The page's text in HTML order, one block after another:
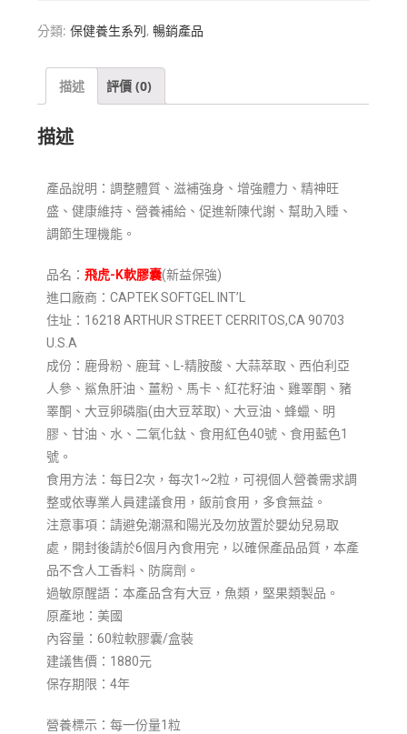
分類:保健養生系列,暢銷產品
描述 評價 (0)
描述
產品說明 ：調整體質、滋補強身、增強體力、精神旺
盛、健康維持、營養補給、促進新陳代謝、幫助入睡、
調節生理機能。
品名：飛虎-K軟膠囊(新益保強)
進口廠商：CAPTEK SOFTGEL INT’L
住址：16218 ARTHUR STREET CERRITOS,CA 90703
U.S.A
成份：鹿骨粉、鹿茸、L-精胺酸、大蒜萃取、西伯利亞
人參、鯊魚肝油、薑粉、馬卡、紅花籽油、雞睪酮、豬
睪酮、大豆卵磷脂(由大豆萃取)、大豆油、蜂蠟、明
膠、甘油、水、二氧化鈦、食用紅色40號、食用藍色1
號。
食用方法：每日2次，每次1~2粒，可視個人營養需求調
整或依專業人員建議食用，飯前食用，多食無益。
注意事項：請避免潮濕和陽光及勿放置於嬰幼兒易取
處，開封後請於6個月內食用完，以確保產品品質，本產
品不含人工香料、防腐劑。
過敏原醒語：本產品含有大豆，魚類，堅果類製品。
原產地：美國
內容量：60粒軟膠囊/盒裝
建議售價：1880元
保存期限：4年
營養標示：每一份量1粒